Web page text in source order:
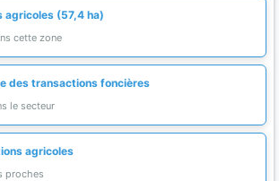
agricoles (57,4 ha)
cette zone
des transactions foncières
le secteur
agricoles
proches